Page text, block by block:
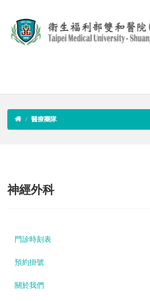
醫療團隊
神經外科
門診時刻表
預約掛號
關於我們